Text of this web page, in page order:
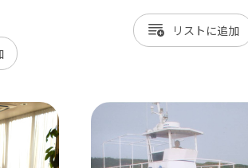
リスト